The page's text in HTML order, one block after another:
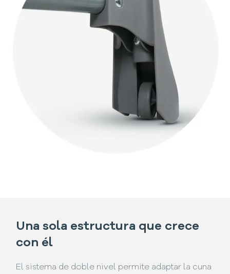
Una sola estructura que crece
con él
El sistema de doble nivel permite adaptar la cuna